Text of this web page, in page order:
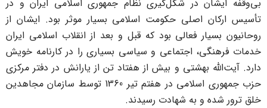
ایشان در شکل‌گیری نظام جمهوری اسلامی ایران و در
ارکان اصلی حکومت اسلامی بسیار موثر بود. ایشان از
بسیار فعالی بود که قبل و بعد از انقلاب اسلامی ایران
فرهنگی، اجتماعی و سیاسی بسیاری را در کارنامه خویش
آیت‌الله بهشتی و بیش از هفتاد تن از یارانش در دفتر مرکزی
حزب جمهوری اسلامی در هفتم تیر 1360 توسط سازمان مجاهدین
ترور شده و به شهادت رسیدند.